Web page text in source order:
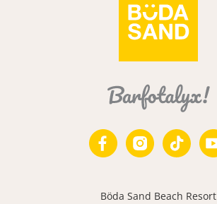
Böda Sand Beach Resort